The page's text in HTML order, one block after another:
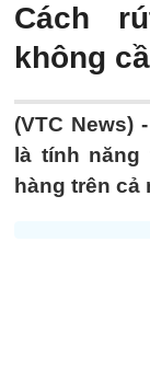
Cách
không
(VTC News) -
là tính
hàng trên